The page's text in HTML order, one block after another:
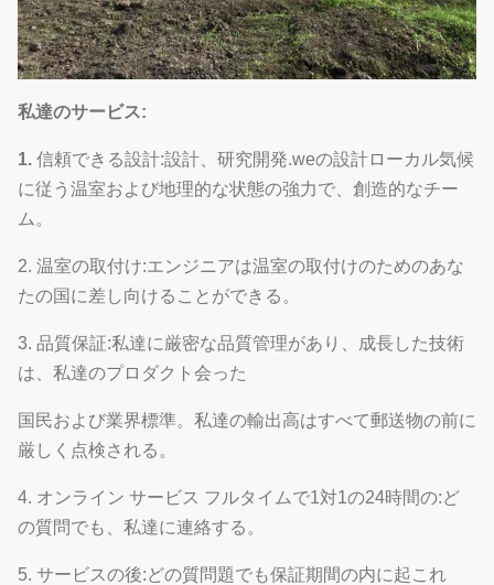
私達のサービス:
1. 信頼できる設計:設計、研究開発.weの設計ローカル気候
に従う温室および地理的な状態の強力で、創造的なチー
ム。
2. 温室の取付け:エンジニアは温室の取付けのためのあな
たの国に差し向けることができる。
3. 品質保証:私達に厳密な品質管理があり、成長した技術
は、私達のプロダクト会った
国民および業界標準。私達の輸出高はすべて郵送物の前に
厳しく点検される。
4. オンライン サービス フルタイムで1対1の24時間の:ど
の質問でも、私達に連絡する。
5. サービスの後:どの質問題でも保証期間の内に起これ